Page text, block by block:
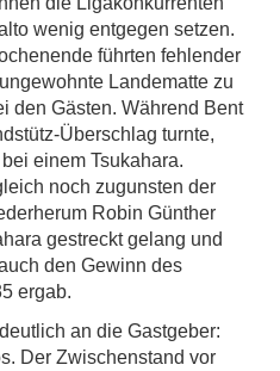
wenig entgegen setzen.
führten fehlender
Landematte zu
den Gästen. Während Bent
Überschlag turnte,
einem Tsukahara.
noch zugunsten der
Robin Günther
gestreckt gelang und
den Gewinn des
ergab.
an die Gastgeber:
Der Zwischenstand vor